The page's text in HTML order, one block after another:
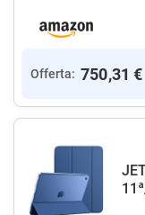
Offerta: 750,31 €